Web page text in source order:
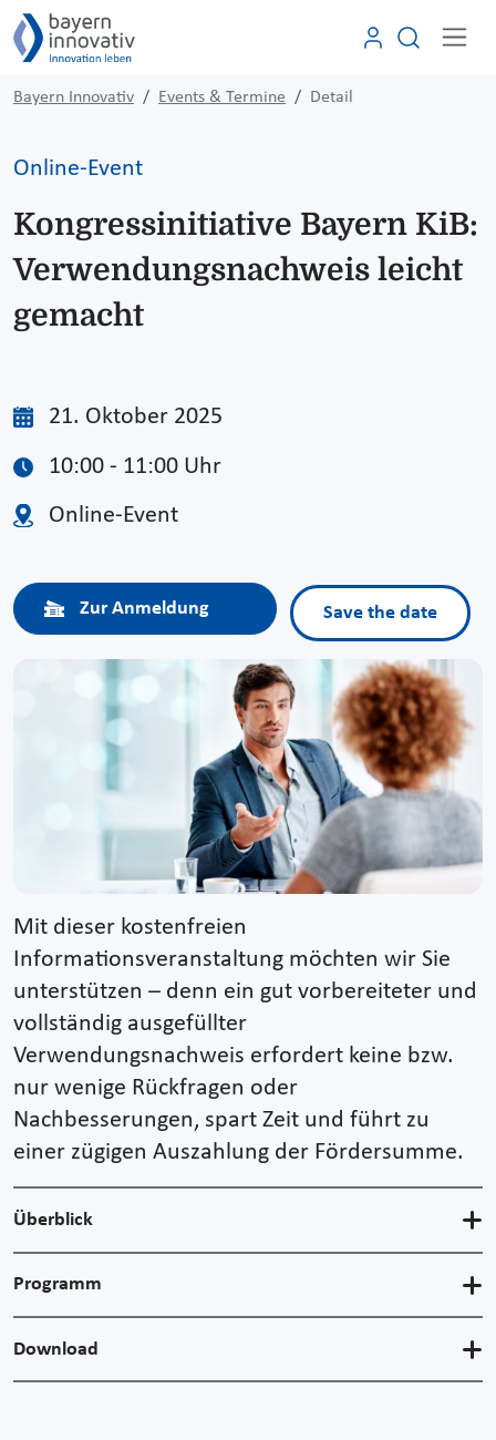
Bayern Innovativ Events & Termine Detail
Online-Event
Kongressinitiative Bayern KiB:
Verwendungsnachweis leicht
gemacht
21. Oktober 2025
10:00 - 11:00 Uhr
Online-Event
Zur Anmeldung Save the date
Mit dieser kostenfreien
Informationsveranstaltung möchten wir Sie
unterstützen – denn ein gut vorbereiteter und
vollständig ausgefüllter
Verwendungsnachweis erfordert keine bzw.
nur wenige Rückfragen oder
Nachbesserungen, spart Zeit und führt zu
einer zügigen Auszahlung der Fördersumme.
Überblick
Programm
Download